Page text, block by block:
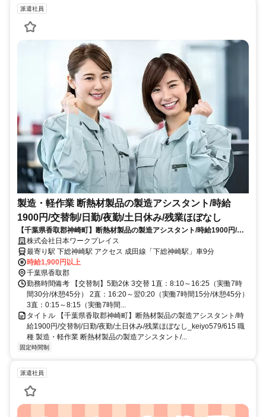
派遣社員
製造・軽作業 断熱材製品の製造アシスタント/時給
1900円/交替制/日勤/夜勤/土日休み/残業ほぼなし
【千葉県香取郡神崎町】断熱材製品の製造アシスタント/時給1900円/交
替制/日勤/夜勤/土日休み/残業ほぼなし_keiyo579/615
株式会社日本ワークプレイス
最寄り駅 下総神崎駅 アクセス 成田線「下総神崎駅」車9分
時給1,900円以上
千葉県香取郡
勤務時間備考 【交替制】5勤2休 3交替 1直：8:10～16:25（実働7時
間30分/休憩45分） 2直：16:20～翌0:20（実働7時間15分/休憩45分）
3直：0:15～8:15（実働7時間...
タイトル 【千葉県香取郡神崎町】断熱材製品の製造アシスタント/時
給1900円/交替制/日勤/夜勤/土日休み/残業ほぼなし_keiyo579/615 職
種 製造・軽作業 断熱材製品の製造アシスタント/...
固定時間制
派遣社員